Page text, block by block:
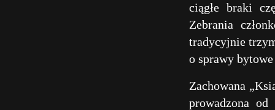
ciągłe braki
Zebrania
tradycyjnie
o sprawy bytowe
Zachowana
prowadzona